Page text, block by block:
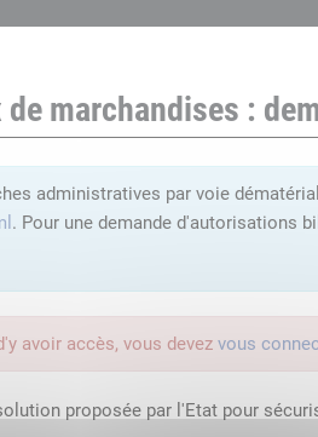
marchandises :
administratives par voie
. Pour une demande d'autorisations
avoir accès, vous devez vous
proposée par l'Etat pour